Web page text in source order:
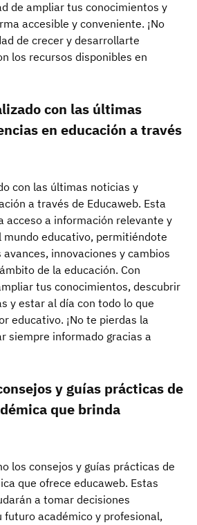
de ampliar tus conocimientos y
accesible y conveniente. ¡No
de crecer y desarrollarte
los recursos disponibles en
con las últimas
en educación a través
con las últimas noticias y
a través de Educaweb. Esta
acceso a información relevante y
mundo educativo, permitiéndote
innovaciones y cambios
de la educación. Con
tus conocimientos, descubrir
y estar al día con todo lo que
educativo. ¡No te pierdas la
siempre informado gracias a
y guías prácticas de
que brinda
los consejos y guías prácticas de
que ofrece educaweb. Estas
a tomar decisiones
futuro académico y profesional,